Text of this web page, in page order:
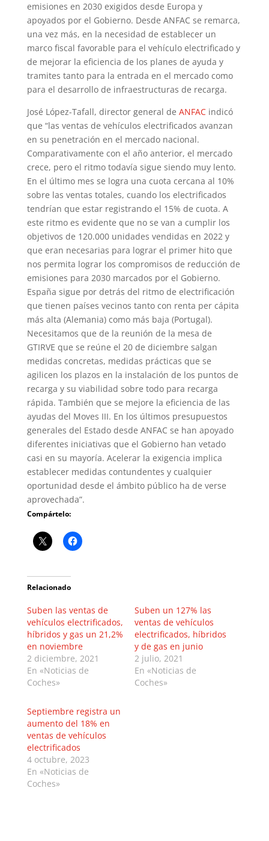
emisiones en 2030 exigidos desde Europa y
apoyados por el Gobierno. Desde ANFAC se remarca,
una vez más, en la necesidad de establecer un
marco fiscal favorable para el vehículo electrificado y
de mejorar la eficiencia de los planes de ayuda y
tramites tanto para la entrada en el mercado como
para el desarrollo de infraestructuras de recarga.
José López-Tafall, director general de ANFACindicó
que “las ventas de vehículos electrificados avanzan
en su penetración en el mercado nacional.
Comparativamente con el año anterior, el mercado
crece, pero el ritmo todavía sigue siendo muy lento.
En el último mes se logra una cuota cercana al 10%
sobre las ventas totales, cuando los electrificados
tendrían que estar registrando el 15% de cuota. A
este ritmo es evidente que no se van a cumplir los
objetivos de 120.000 unidades vendidas en 2022 y
que eran necesarias para lograr el primer hito que
nos permita lograr los compromisos de reducción de
emisiones para 2030 marcados por el Gobierno.
España sigue por detrás del ritmo de electrificación
que tienen países vecinos tanto con renta per cápita
más alta (Alemania) como más baja (Portugal).
Necesitamos que de la reunión de la mesa de
GTIRVE que se reúne el 20 de diciembre salgan
medidas concretas, medidas prácticas que se
agilicen los plazos en la instalación de los puntos de
recarga y su viabilidad sobre todo para recarga
rápida. También que se mejore la eficiencia de las
ayudas del Moves III. En los últimos presupuestos
generales del Estado desde ANFAC se han apoyado
diferentes iniciativas que el Gobierno han vetado
casi en su mayoría. Acelerar la exigencia implica
establecer medidas contundentes y cualquier
oportunidad desde el ámbito público ha de verse
aprovechada”.
Compártelo:
Relacionado
Suben las ventas de
vehículos electrificados,
híbridos y gas un 21,2%
en noviembre
2 diciembre, 2021
En «Noticias de
Coches»
Suben un 127% las
ventas de vehículos
electrificados, híbridos
y de gas en junio
2 julio, 2021
En «Noticias de
Coches»
Septiembre registra un
aumento del 18% en
ventas de vehículos
electrificados
4 octubre, 2023
En «Noticias de
Coches»